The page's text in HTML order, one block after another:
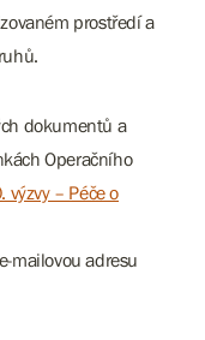
prostředí a
dokumentů a
Operačního
výzvy – Péče o
mailovou adresu